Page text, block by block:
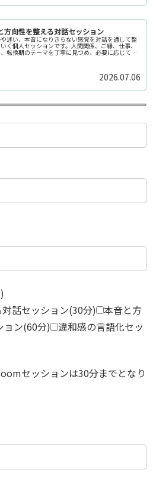
方向性を整える対話セッション
迷い、本音になりきらない感覚を対話を通して整
く個人セッションです。人間関係、ご縁、仕事、
転換期のテーマを丁寧に見つめ、必要に応じてカ
感性の視点も補助的に用います。
2026.07.06
話セッション(30分) 本音と方
ョン(60分) 違和感の言語化セッ
セッションは30分までとなり